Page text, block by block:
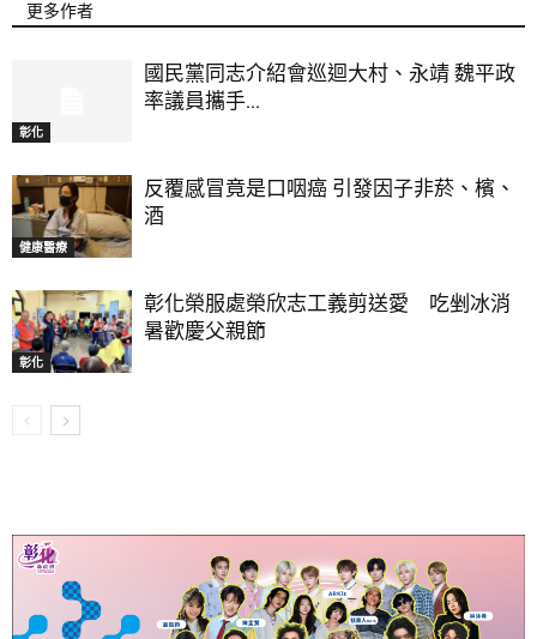
更多作者
彰化
國民黨同志介紹會巡迴大村、永靖 魏平政
率議員攜手...
健康醫療
反覆感冒竟是口咽癌 引發因子非菸、檳、
酒
彰化
彰化榮服處榮欣志工義剪送愛 吃剉冰消
暑歡慶父親節